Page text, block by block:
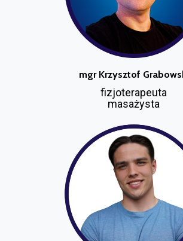
mgr Krzysztof
fizjoterapeuta
masażysta